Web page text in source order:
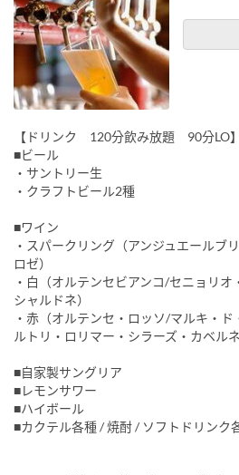
【ドリンク 120分飲み放題 90分LO】
■ビール
・サントリー生
・クラフトビール2種
■ワイン
・スパークリング（アンジュエールブ
ロゼ）
・白（オルテンセビアンコ/セニョリオ
シャルドネ）
・赤（オルテンセ・ロッソ/マルキ・
ルトリ・ロリマー・シラーズ・カベルネ
■自家製サングリア
■レモンサワー
■ハイボール
■カクテル各種 / 焼酎 / ソフトドリンク